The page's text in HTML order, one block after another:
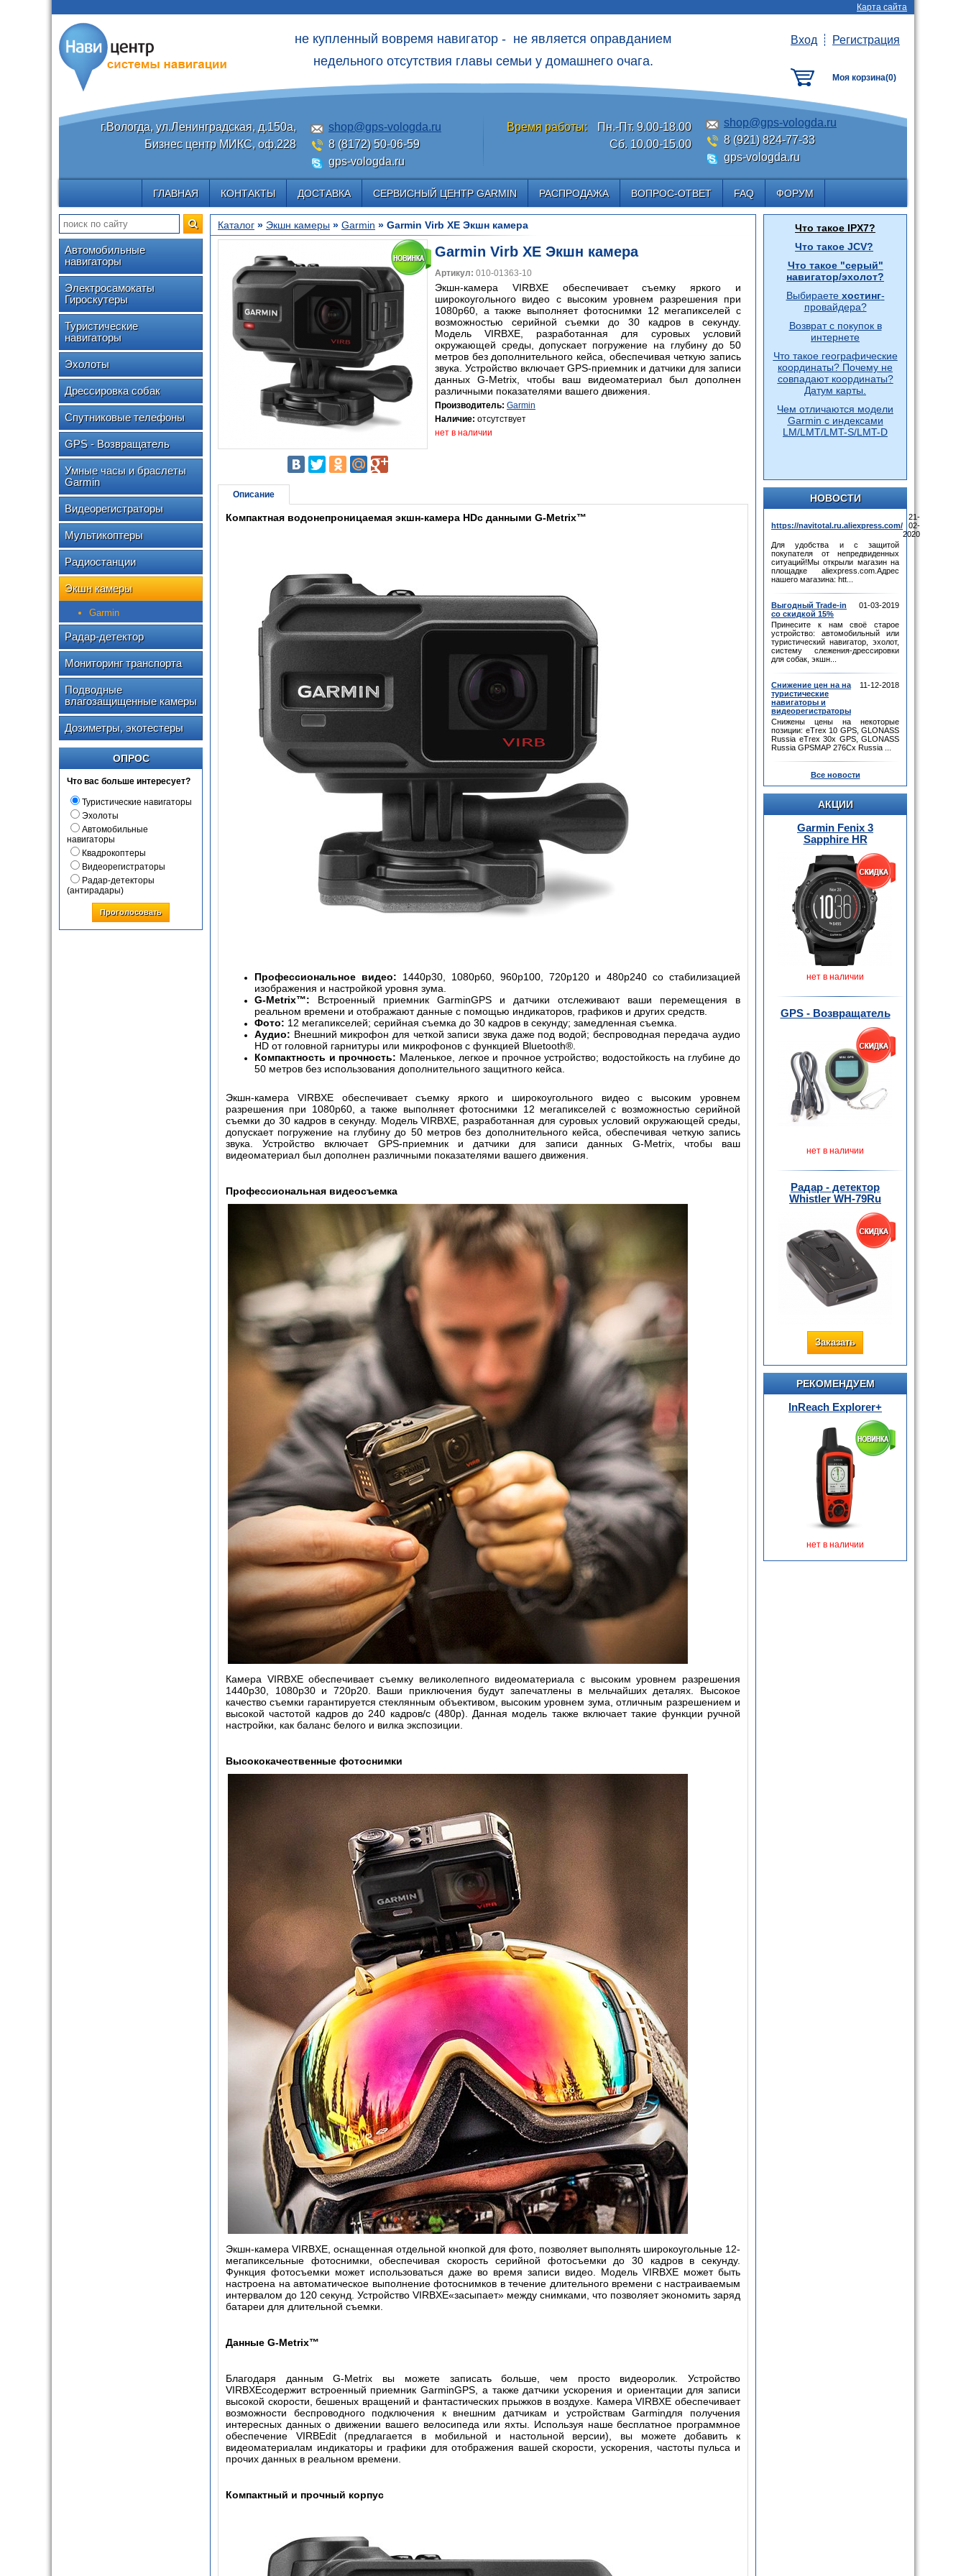
Карта сайта
не купленный вовремя навигатор - не является оправданием
недельного отсутcтвия главы семьи у домашнего очага.
г.Вологда, ул.Ленинградская, д.150а,
Бизнес центр МИКС, оф.228
shop@gps-vologda.ru
8 (8172) 50-06-59
gps-vologda.ru
Время работы:
Пн.-Пт. 9.00-18.00
Сб. 10.00-15.00
shop@gps-vologda.ru
8 (921) 824-77-33
gps-vologda.ru
Вход Регистрация
Моя корзина(0)
ГЛАВНАЯ КОНТАКТЫ ДОСТАВКА СЕРВИСНЫЙ ЦЕНТР GARMIN РАСПРОДАЖА ВОПРОС-ОТВЕТ FAQ ФОРУМ
Автомобильные
навигаторы
Электросамокаты
Гироскутеры
Туристические
навигаторы
Эхолоты
Дрессировка собак
Спутниковые телефоны
GPS - Возвращатель
Умные часы и браслеты
Garmin
Видеорегистраторы
Мультикоптеры
Радиостанции
Экшн камеры
Garmin
Радар-детектор
Мониторинг транспорта
Подводные
влагозащищенные камеры
Дозиметры, экотестеры
ОПРОС
Что вас больше интересует?
Туристические навигаторы
Эхолоты
Автомобильные
навигаторы
Квадрокоптеры
Видеорегистраторы
Радар-детекторы
(антирадары)
Проголосовать
Что такое IPX7?
Что такое JCV?
Что такое "серый"
навигатор/эхолот?
Выбираете хостинг-
провайдера?
Возврат с покупок в
интернете
Что такое географические
координаты? Почему не
совпадают координаты?
Датум карты.
Чем отличаются модели
Garmin с индексами
LM/LMT/LMT-S/LMT-D
НОВОСТИ
https://navitotal.ru.aliexpress.com/
21-
02-
2020
Для удобства и с защитой
покупателя от непредвиденных
ситуаций!Мы открыли магазин на
площадке aliexpress.com.Адрес
нашего магазина: htt...
Выгодный Trade-in
со скидкой 15%
01-03-2019
Принесите к нам своё старое
устройство: автомобильный или
туристический навигатор, эхолот,
систему слежения-дрессировки
для собак, экшн...
Снижение цен на на
туристические
навигаторы и
видеорегистраторы
11-12-2018
Снижены цены на некоторые
позиции: eTrex 10 GPS, GLONASS
Russia eTrex 30x GPS, GLONASS
Russia GPSMAP 276Cx Russia ...
Все новости
АКЦИИ
Garmin Fenix 3
Sapphire HR
нет в наличии
GPS - Возвращатель
нет в наличии
Радар - детектор
Whistler WH-79Ru
Заказать
РЕКОМЕНДУЕМ
InReach Explorer+
нет в наличии
Каталог » Экшн камеры » Garmin » Garmin Virb XE Экшн камера
Garmin Virb XE Экшн камера
Артикул: 010-01363-10
Экшн-камера VIRBXE обеспечивает съемку яркого и
широкоугольного видео с высоким уровнем разрешения при
1080p60, а также выполняет фотоснимки 12 мегапикселей с
возможностью серийной съемки до 30 кадров в секунду.
Модель VIRBXE , разработанная для суровых условий
окружающей среды, допускает погружение на глубину до 50
метров без дополнительного кейса, обеспечивая четкую запись
звука. Устройство включаетGPS-приемник и датчики для записи
данных G-Metrix , чтобы ваш видеоматериал был дополнен
различными показателями вашего движения.
Производитель: Garmin
Наличие: отсутствует
нет в наличии
Описание
Компактная водонепроницаемая экшн-камера HDс данными G-Metrix™
Профессиональное видео: 1440p30, 1080p60, 960p100, 720p120 и 480p240 со стабилизацией
изображения и настройкой уровня зума.
G-Metrix™: Встроенный приемник GarminGPS и датчики отслеживают ваши перемещения в
реальном времени и отображают данные с помощью индикаторов, графиков и других средств.
Фото: 12 мегапикселей; серийная съемка до 30 кадров в секунду; замедленная съемка.
Аудио: Внешний микрофон для четкой записи звука даже под водой; беспроводная передача аудио
HD от головной гарнитуры или микрофонов с функцией Bluetooth®.
Компактность и прочность: Маленькое, легкое и прочное устройство; водостойкость на глубине до
50 метров без использования дополнительного защитного кейса.
Экшн-камера VIRBXE обеспечивает съемку яркого и широкоугольного видео с высоким уровнем
разрешения при 1080p60, а также выполняет фотоснимки 12 мегапикселей с возможностью серийной
съемки до 30 кадров в секунду. МодельVIRBXE , разработанная для суровых условий окружающей среды,
допускает погружение на глубину до 50 метров без дополнительного кейса, обеспечивая четкую запись
звука. Устройство включает GPS-приемник и датчики для записи данных G-Metrix, чтобы ваш
видеоматериал был дополнен различными показателями вашего движения.
Профессиональная видеосъемка
Камера VIRBXEобеспечивает съемку великолепного видеоматериала с высоким уровнем разрешения
1440p30, 1080p30 и 720p20. Ваши приключения будут запечатлены в мельчайших деталях. Высокое
качество съемки гарантируется стеклянным объективом, высоким уровнем зума, отличным разрешением и
высокой частотой кадров до 240 кадров/с (480p). Данная модель также включает такие функции ручной
настройки, как баланс белого и вилка экспозиции.
Высококачественные фотоснимки
Экшн-камера VIRBXE , оснащенная отдельной кнопкой для фото, позволяет выполнять широкоугольные 12-
мегапиксельные фотоснимки, обеспечивая скорость серийной фотосъемки до 30 кадров в секунду.
Функция фотосъемки может использоваться даже во время записи видео. Модель VIRBXE может быть
настроена на автоматическое выполнение фотоснимков в течение длительного времени с настраиваемым
интервалом до 120 секунд. Устройство VIRBXE«засыпает» между снимками, что позволяет экономить заряд
батареи для длительной съемки.
Данные G-Metrix™
Благодаря даннымG-Metrix вы можете записать больше, чем просто видеоролик. Устройство
VIRBXEсодержит встроенный приемникGarminGPS , а также датчики ускорения и ориентации для записи
высокой скорости, бешеных вращений и фантастических прыжков в воздухе. КамераVIRBXE обеспечивает
возможности беспроводного подключения к внешним датчикам и устройствамGarminдля получения
интересных данных о движении вашего велосипеда или яхты. Используя наше бесплатное программное
обеспечение VIRBEdit(предлагается в мобильной и настольной версии), вы можете добавить к
видеоматериалам индикаторы и графики для отображения вашей скорости, ускорения, частоты пульса и
прочих данных в реальном времени.
Компактный и прочный корпус